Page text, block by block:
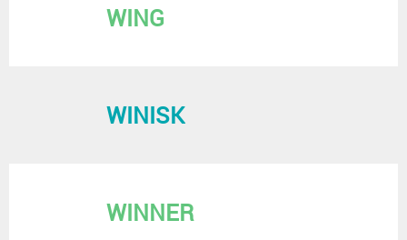
WING
WINISK
WINNER